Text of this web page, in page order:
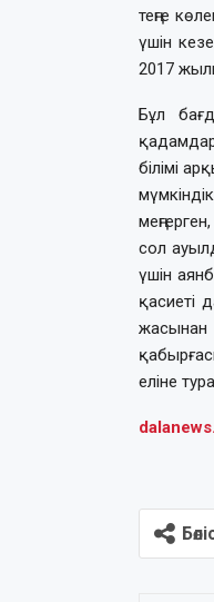
теңге
үшін
2017
Бұл
білімі
сол
үшін
қасиеті
еліне